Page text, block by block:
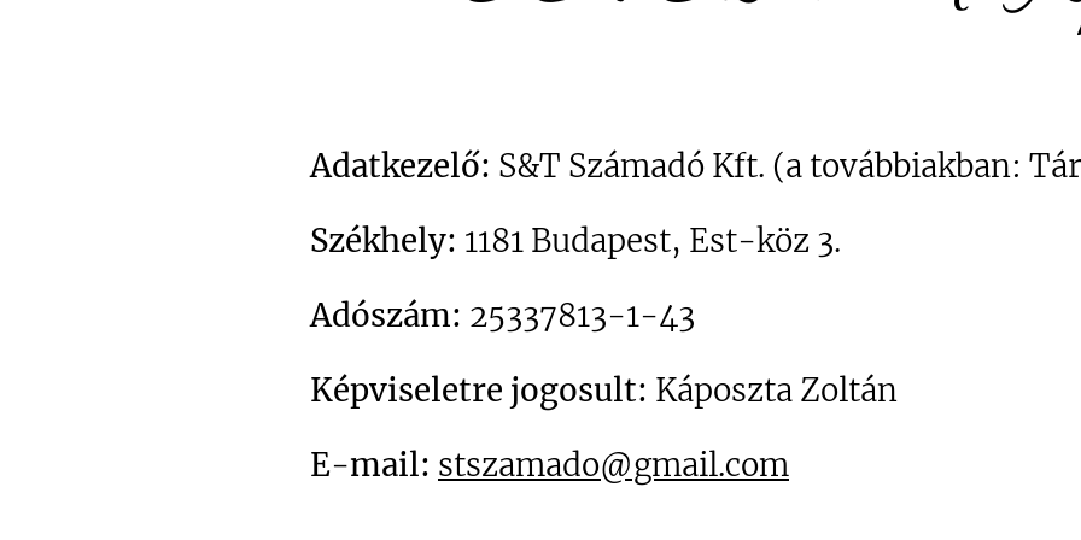
Adatkezelő: S&T Számadó Kft. (a továbbiakban:
Székhely: 1181 Budapest, Est-köz 3.
Adószám: 25337813-1-43
Képviseletre jogosult: Káposzta Zoltán
E-mail: stszamado@gmail.com